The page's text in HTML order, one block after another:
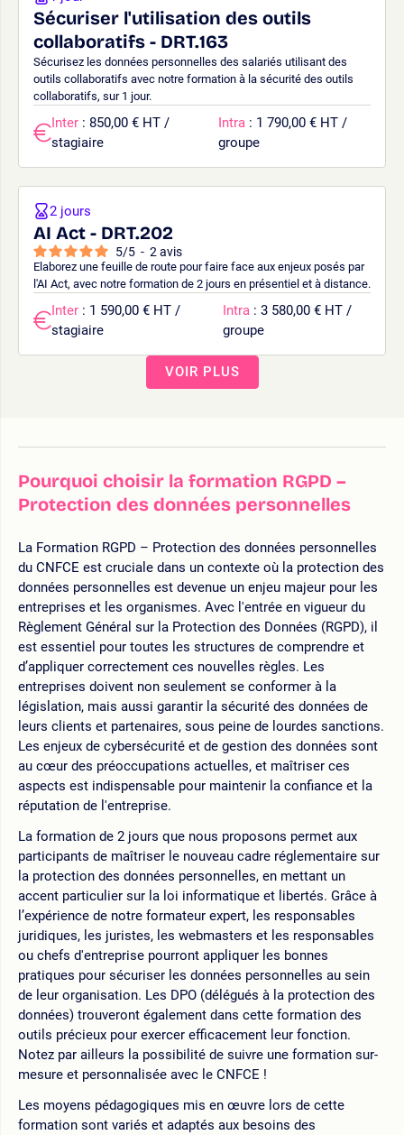
Sécuriser l'utilisation des outils
collaboratifs - DRT.163
Sécurisez les données personnelles des salariés utilisant des
outils collaboratifs avec notre formation à la sécurité des outils
collaboratifs, sur 1 jour.
Inter : 850,00 € HT /
stagiaire
Intra : 1 790,00 € HT /
groupe
AI Act - DRT.202
5/5 - 2 avis
Elaborez une feuille de route pour faire face aux enjeux posés par
l'AI Act, avec notre formation de 2 jours en présentiel et à distance.
2 jours
Inter : 1 590,00 € HT /
stagiaire
Intra : 3 580,00 € HT /
groupe
VOIR PLUS
Pourquoi choisir la formation RGPD –
Protection des données personnelles
La Formation RGPD – Protection des données personnelles
du CNFCE est cruciale dans un contexte où la protection des
données personnelles est devenue un enjeu majeur pour les
entreprises et les organismes. Avec l'entrée en vigueur du
Règlement Général sur la Protection des Données (RGPD), il
est essentiel pour toutes les structures de comprendre et
d’appliquer correctement ces nouvelles règles. Les
entreprises doivent non seulement se conformer à la
législation, mais aussi garantir la sécurité des données de
leurs clients et partenaires, sous peine de lourdes sanctions.
Les enjeux de cybersécurité et de gestion des données sont
au cœur des préoccupations actuelles, et maîtriser ces
aspects est indispensable pour maintenir la confiance et la
réputation de l'entreprise.
La formation de 2 jours que nous proposons permet aux
participants de maîtriser le nouveau cadre réglementaire sur
la protection des données personnelles, en mettant un
accent particulier sur la loi informatique et libertés. Grâce à
l’expérience de notre formateur expert, les responsables
juridiques, les juristes, les webmasters et les responsables
ou chefs d'entreprise pourront appliquer les bonnes
pratiques pour sécuriser les données personnelles au sein
de leur organisation. Les DPO (délégués à la protection des
données) trouveront également dans cette formation des
outils précieux pour exercer efficacement leur fonction.
Notez par ailleurs la possibilité de suivre une formation sur-
mesure et personnalisée avec le CNFCE !
Les moyens pédagogiques mis en œuvre lors de cette
formation sont variés et adaptés aux besoins des